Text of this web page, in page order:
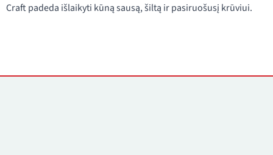
Craft padeda išlaikyti kūną sausą, šiltą ir pasiruošusį krūviui.